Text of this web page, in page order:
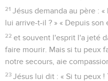
21 Jésus demanda au père :
lui arrive-t-il ? » « Depuis son
22 et souvent l'esprit l'a jeté
faire mourir. Mais si tu peux
notre secours, aie
23 Jésus lui dit : « Si tu peux